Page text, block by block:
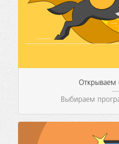
Открываем
Выбираем